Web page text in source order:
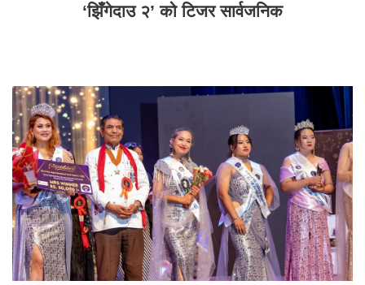
‘झिँगेदाउ २’ को टिजर सार्वजनिक